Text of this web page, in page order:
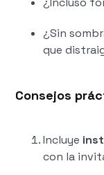
¿Sin
que
Consejos
Incluye
con la